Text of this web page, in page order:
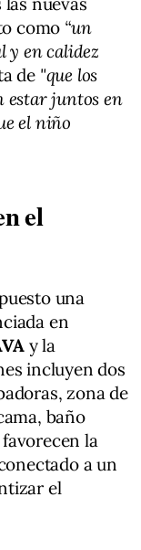
como “un
y en calidez
de "que los
estar juntos en
el niño
el
una
en
y la
incluyen dos
zona de
baño
la
a un
el